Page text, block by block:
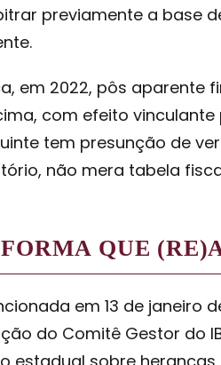
previamente a base
em 2022, pôs aparente
com efeito
tem presunção de
não mera tabela
QUE
em 13 de
do Comitê Gestor do